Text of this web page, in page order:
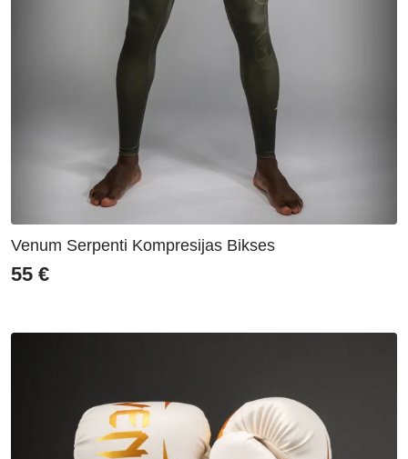
Venum Serpenti Kompresijas Bikses
55 €